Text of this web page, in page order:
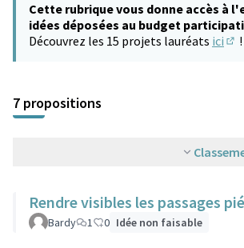
Cette rubrique vous donne accès à
idées déposées au budget
Découvrez les 15 projets lauréats ici !
7 propositions
Rendre visibles les passages
Bardy 1 0 Idée non faisable